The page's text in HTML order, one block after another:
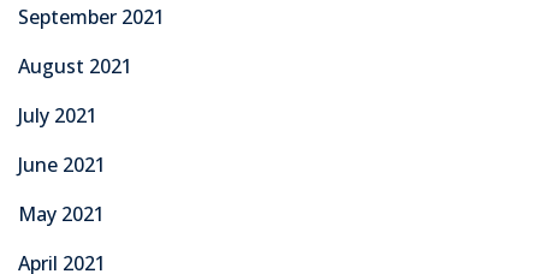
September 2021
August 2021
July 2021
June 2021
May 2021
April 2021